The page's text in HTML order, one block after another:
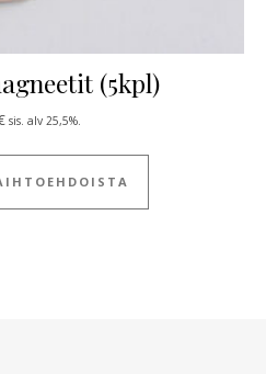
(5kpl)
sis. alv 25,5%.
Tällä tuotteella